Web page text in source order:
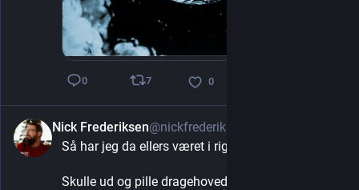
0 7 0
Nick Frederiksen@nickfrederiksen
Så har jeg da ellers været i rigningen i dag!
Skulle ud og pille dragehovedet af båden for at få